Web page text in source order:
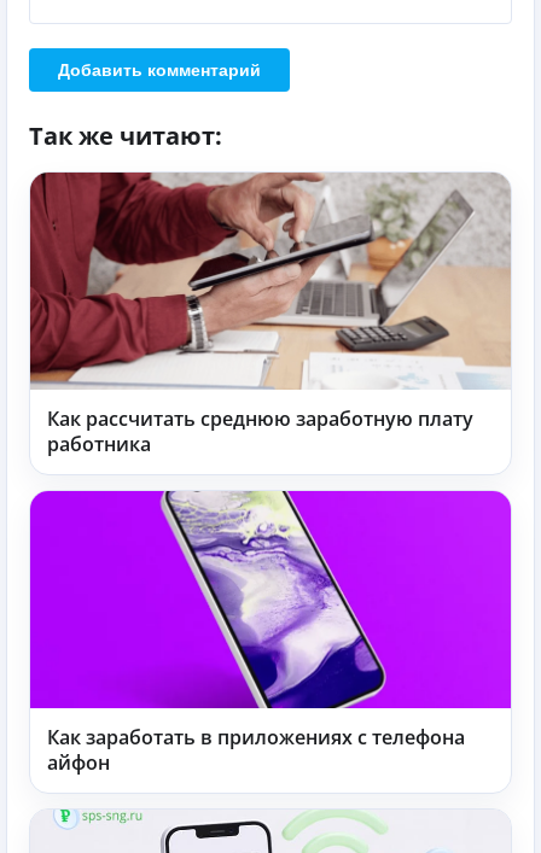
Добавить комментарий
Так же читают:
Как рассчитать среднюю заработную плату
работника
Как заработать в приложениях с телефона
айфон